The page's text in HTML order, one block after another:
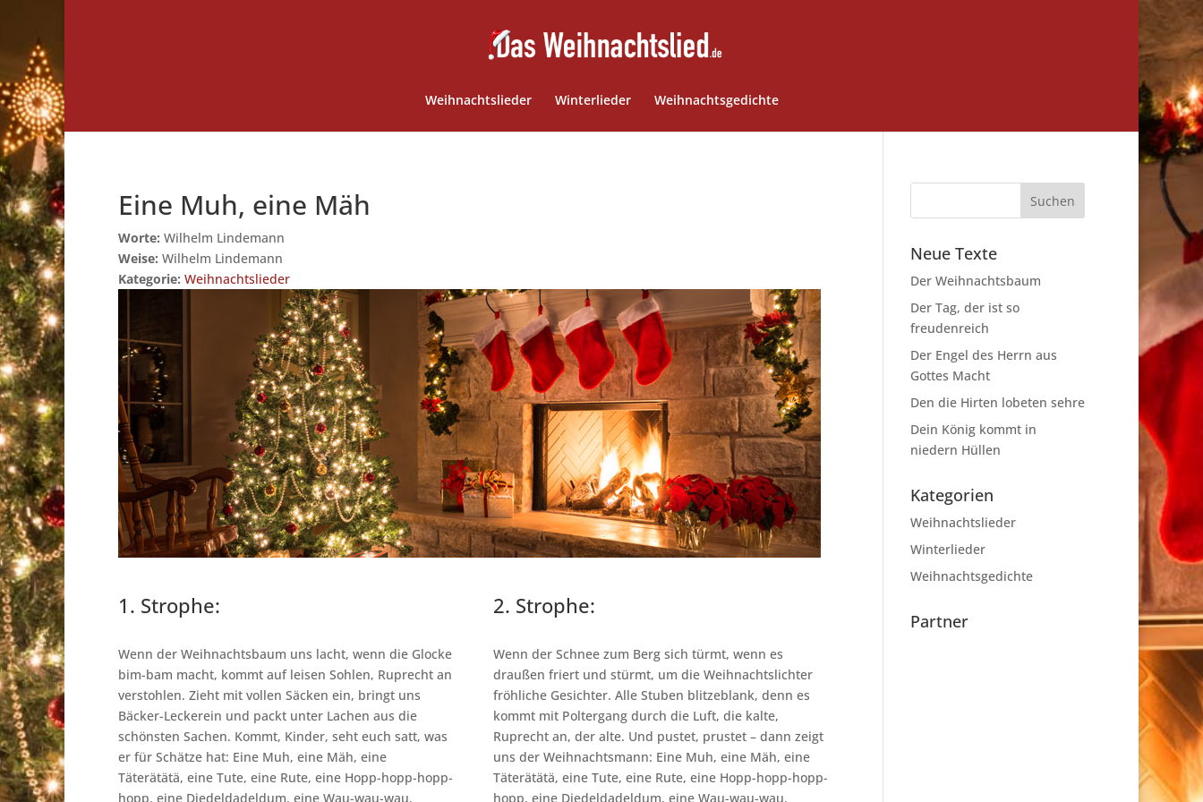
Weihnachtslieder Winterlieder Weihnachtsgedichte
Eine Muh, eine Mäh
Worte: Wilhelm Lindemann
Weise: Wilhelm Lindemann
Kategorie: Weihnachtslieder
1. Strophe:
Wenn der Weihnachtsbaum uns lacht, wenn die Glocke
bim-bam macht, kommt auf leisen Sohlen, Ruprecht an
verstohlen. Zieht mit vollen Säcken ein, bringt uns
Bäcker-Leckerein und packt unter Lachen aus die
schönsten Sachen. Kommt, Kinder, seht euch satt, was
er für Schätze hat: Eine Muh, eine Mäh, eine
Täterätätä, eine Tute, eine Rute, eine Hopp-hopp-hopp-
hopp, eine Diedeldadeldum, eine Wau-wau-wau,
2. Strophe:
Wenn der Schnee zum Berg sich türmt, wenn es
draußen friert und stürmt, um die Weihnachtslichter
fröhliche Gesichter. Alle Stuben blitzeblank, denn es
kommt mit Poltergang durch die Luft, die kalte,
Ruprecht an, der alte. Und pustet, prustet – dann zeigt
uns der Weihnachtsmann: Eine Muh, eine Mäh, eine
Täterätätä, eine Tute, eine Rute, eine Hopp-hopp-hopp-
hopp, eine Diedeldadeldum, eine Wau-wau-wau,
Neue Texte
Der Weihnachtsbaum
Der Tag, der ist so
freudenreich
Der Engel des Herrn aus
Gottes Macht
Den die Hirten lobeten sehre
Dein König kommt in
niedern Hüllen
Kategorien
Weihnachtslieder
Winterlieder
Weihnachtsgedichte
Partner